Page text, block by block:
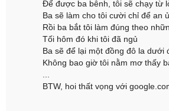
Để được ba bênh, tôi sẽ chạy từ
Ba sẽ làm cho tôi cười chỉ để an
Rồi ba bắt tôi làm đúng theo
Tối hôm đó khi tôi đã ngủ
Ba sẽ để lại một đồng đô la dưới
Không bao giờ tôi nằm mơ thấy
BTW, hoi thất vọng với